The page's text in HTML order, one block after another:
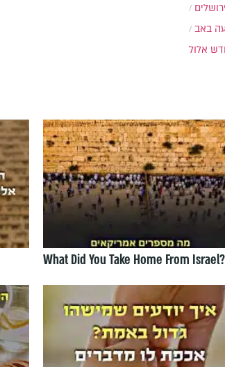
באב
אלול
What Did You Take Home From Israel?